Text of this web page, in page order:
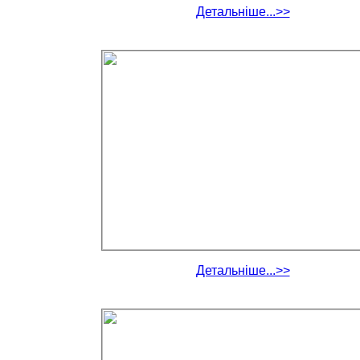
Детальніше...>>
Детальніше...>>